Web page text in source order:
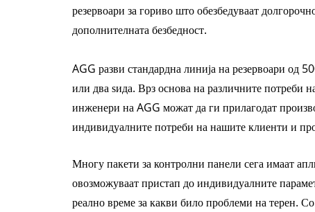
резервоари за гориво што обезбедуваат
дополнителната безбедност.
AGG разви стандардна линија на резервоари од
или два ѕида. Врз основа на различните потреби
инженери на AGG можат да ги прилагодат
индивидуалните потреби на нашите клиенти и
Многу пакети за контролни панели сега имаат
овозможуваат пристап до индивидуалните
реално време за какви било проблеми на терен.